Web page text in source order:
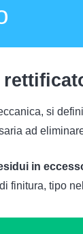
si
ad
in
finitura, tipo